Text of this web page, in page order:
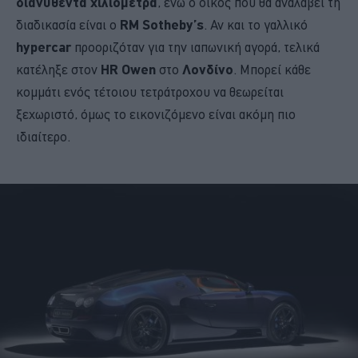
διαδικασία είναι ο RM Sotheby’s . Αν και το γαλλικό
hypercar προοριζόταν για την ιαπωνική αγορά, τελικά
κατέληξε στον HR Owen στο Λονδίνο . Μπορεί κάθε
κομμάτι ενός τέτοιου τετράτροχου να θεωρείται
ξεχωριστό, όμως το εικονιζόμενο είναι ακόμη πιο
ιδιαίτερο.